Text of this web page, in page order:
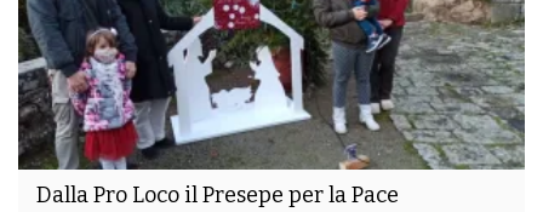
Dalla Pro Loco il Presepe per la Pace